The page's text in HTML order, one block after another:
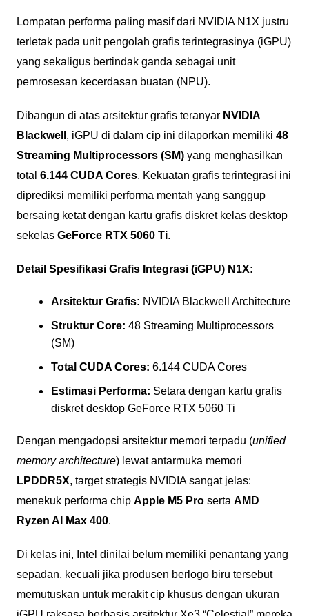
Lompatan performa paling masif dari NVIDIA N1X justru
terletak pada unit pengolah grafis terintegrasinya (iGPU)
yang sekaligus bertindak ganda sebagai unit
pemrosesan kecerdasan buatan (NPU).
Dibangun di atas arsitektur grafis teranyar NVIDIA
Blackwell , iGPU di dalam cip ini dilaporkan memiliki 48
Streaming Multiprocessors (SM)yang menghasilkan
total 6.144 CUDA Cores. Kekuatan grafis terintegrasi ini
diprediksi memiliki performa mentah yang sanggup
bersaing ketat dengan kartu grafis diskret kelas desktop
sekelas GeForce RTX 5060 Ti.
Detail Spesifikasi Grafis Integrasi (iGPU) N1X:
Arsitektur Grafis: NVIDIA Blackwell Architecture
Struktur Core: 48 Streaming Multiprocessors
(SM)
Total CUDA Cores: 6.144 CUDA Cores
Estimasi Performa: Setara dengan kartu grafis
diskret desktop GeForce RTX 5060 Ti
Dengan mengadopsi arsitektur memori terpadu (unified
memory architecture) lewat antarmuka memori
LPDDR5X, target strategis NVIDIA sangat jelas:
menekuk performa chip Apple M5 Proserta AMD
Ryzen AI Max 400.
Di kelas ini, Intel dinilai belum memiliki penantang yang
sepadan, kecuali jika produsen berlogo biru tersebut
memutuskan untuk merakit cip khusus dengan ukuran